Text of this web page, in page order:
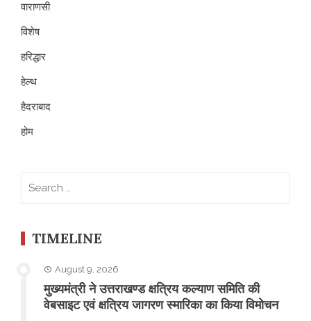
वाराणसी
विशेष
हरिद्धार
हेल्थ
हैदराबाद
होम
TIMELINE
August 9, 2026
मुख्यमंत्री ने उत्तराखण्ड क्षत्रिय कल्याण समिति की
वेबसाइट एवं क्षत्रिय जागरण स्मारिका का किया विमोचन